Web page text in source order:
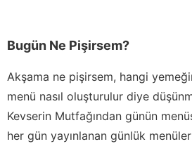
Bugün Ne Pişirsem?
Akşama ne pişirsem, hangi
menü nasıl oluşturulur diye
Kevserin Mutfağından günün
her gün yayınlanan günlük